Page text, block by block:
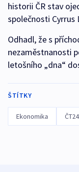
historii ČR stav
společnosti Cyrrus
Odhadl, že s
nezaměstnanosti
letošního „dna“
ŠTÍTKY
Ekonomika ČT24